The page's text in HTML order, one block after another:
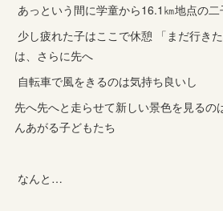
あっという間に学童から16.1㎞地点の
少し疲れた子はここで休憩 「まだ行き
は、さらに先へ
自転車で風をきるのは気持ち良いし
先へ先へと走らせて新しい景色を見るの
んあがる子どもたち
なんと…